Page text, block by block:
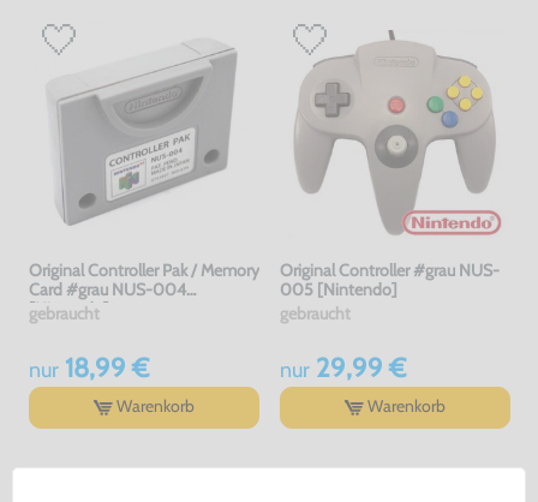
Original Controller Pak / Memory
Card #grau NUS-004
[Nintendo]
gebraucht
nur18,99 €
Warenkorb
Original Controller #grau NUS-
005 [Nintendo]
gebraucht
nur29,99 €
Warenkorb